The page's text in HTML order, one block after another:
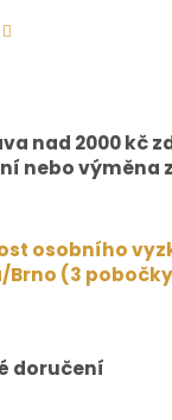
nad 2000 kč
nebo výměna
osobního
Brno (3
doručení